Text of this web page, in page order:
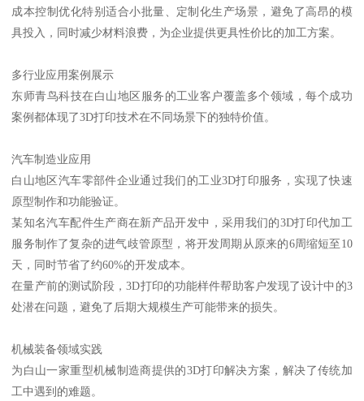
成本控制优化特别适合小批量、定制化生产场景，避免了高昂的模
具投入，同时减少材料浪费，为企业提供更具性价比的加工方案。
多行业应用案例展示
东师青鸟科技在白山地区服务的工业客户覆盖多个领域，每个成功
案例都体现了3D打印技术在不同场景下的独特价值。
汽车制造业应用
白山地区汽车零部件企业通过我们的工业3D打印服务，实现了快速
原型制作和功能验证。
某知名汽车配件生产商在新产品开发中，采用我们的3D打印代加工
服务制作了复杂的进气歧管原型，将开发周期从原来的6周缩短至10
天，同时节省了约60%的开发成本。
在量产前的测试阶段，3D打印的功能样件帮助客户发现了设计中的3
处潜在问题，避免了后期大规模生产可能带来的损失。
机械装备领域实践
为白山一家重型机械制造商提供的3D打印解决方案，解决了传统加
工中遇到的难题。